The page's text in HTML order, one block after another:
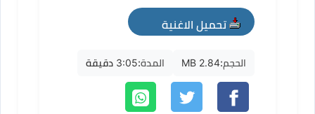
تحميل الاغنية
mp3
الحجم:2.84 MB المدة:3:05 دقيقة